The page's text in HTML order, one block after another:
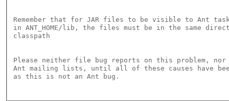
Remember that for JAR files to be visible to Ant
in ANT_HOME/lib, the files must be in the same
classpath
Please neither file bug reports on this problem, nor
Ant mailing lists, until all of these causes have